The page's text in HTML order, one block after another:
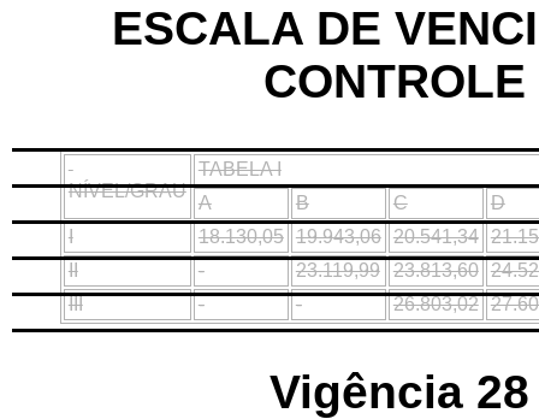
ESCALA DE
NÍVEL/GRAU
TABELA I
A
B C
D
I
18.130,05 19.943,06 20.541,34
II
- 23.119,99 23.813,60
III
- - 26.803,02
Vigência 28